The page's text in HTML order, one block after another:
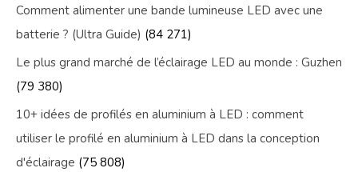
Comment alimenter une bande lumineuse LED avec une
batterie ? (Ultra Guide) (84 271)
Le plus grand marché de l’éclairage LED au monde : Guzhen
(79 380)
10+ idées de profilés en aluminium à LED : comment
utiliser le profilé en aluminium à LED dans la conception
d'éclairage (75 808)